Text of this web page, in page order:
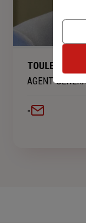
TOULET
AGENT
-